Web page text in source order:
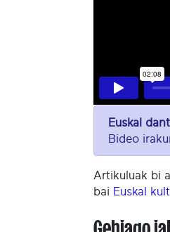
Euskal
Bideo
Artikuluak bi
bai Euskal